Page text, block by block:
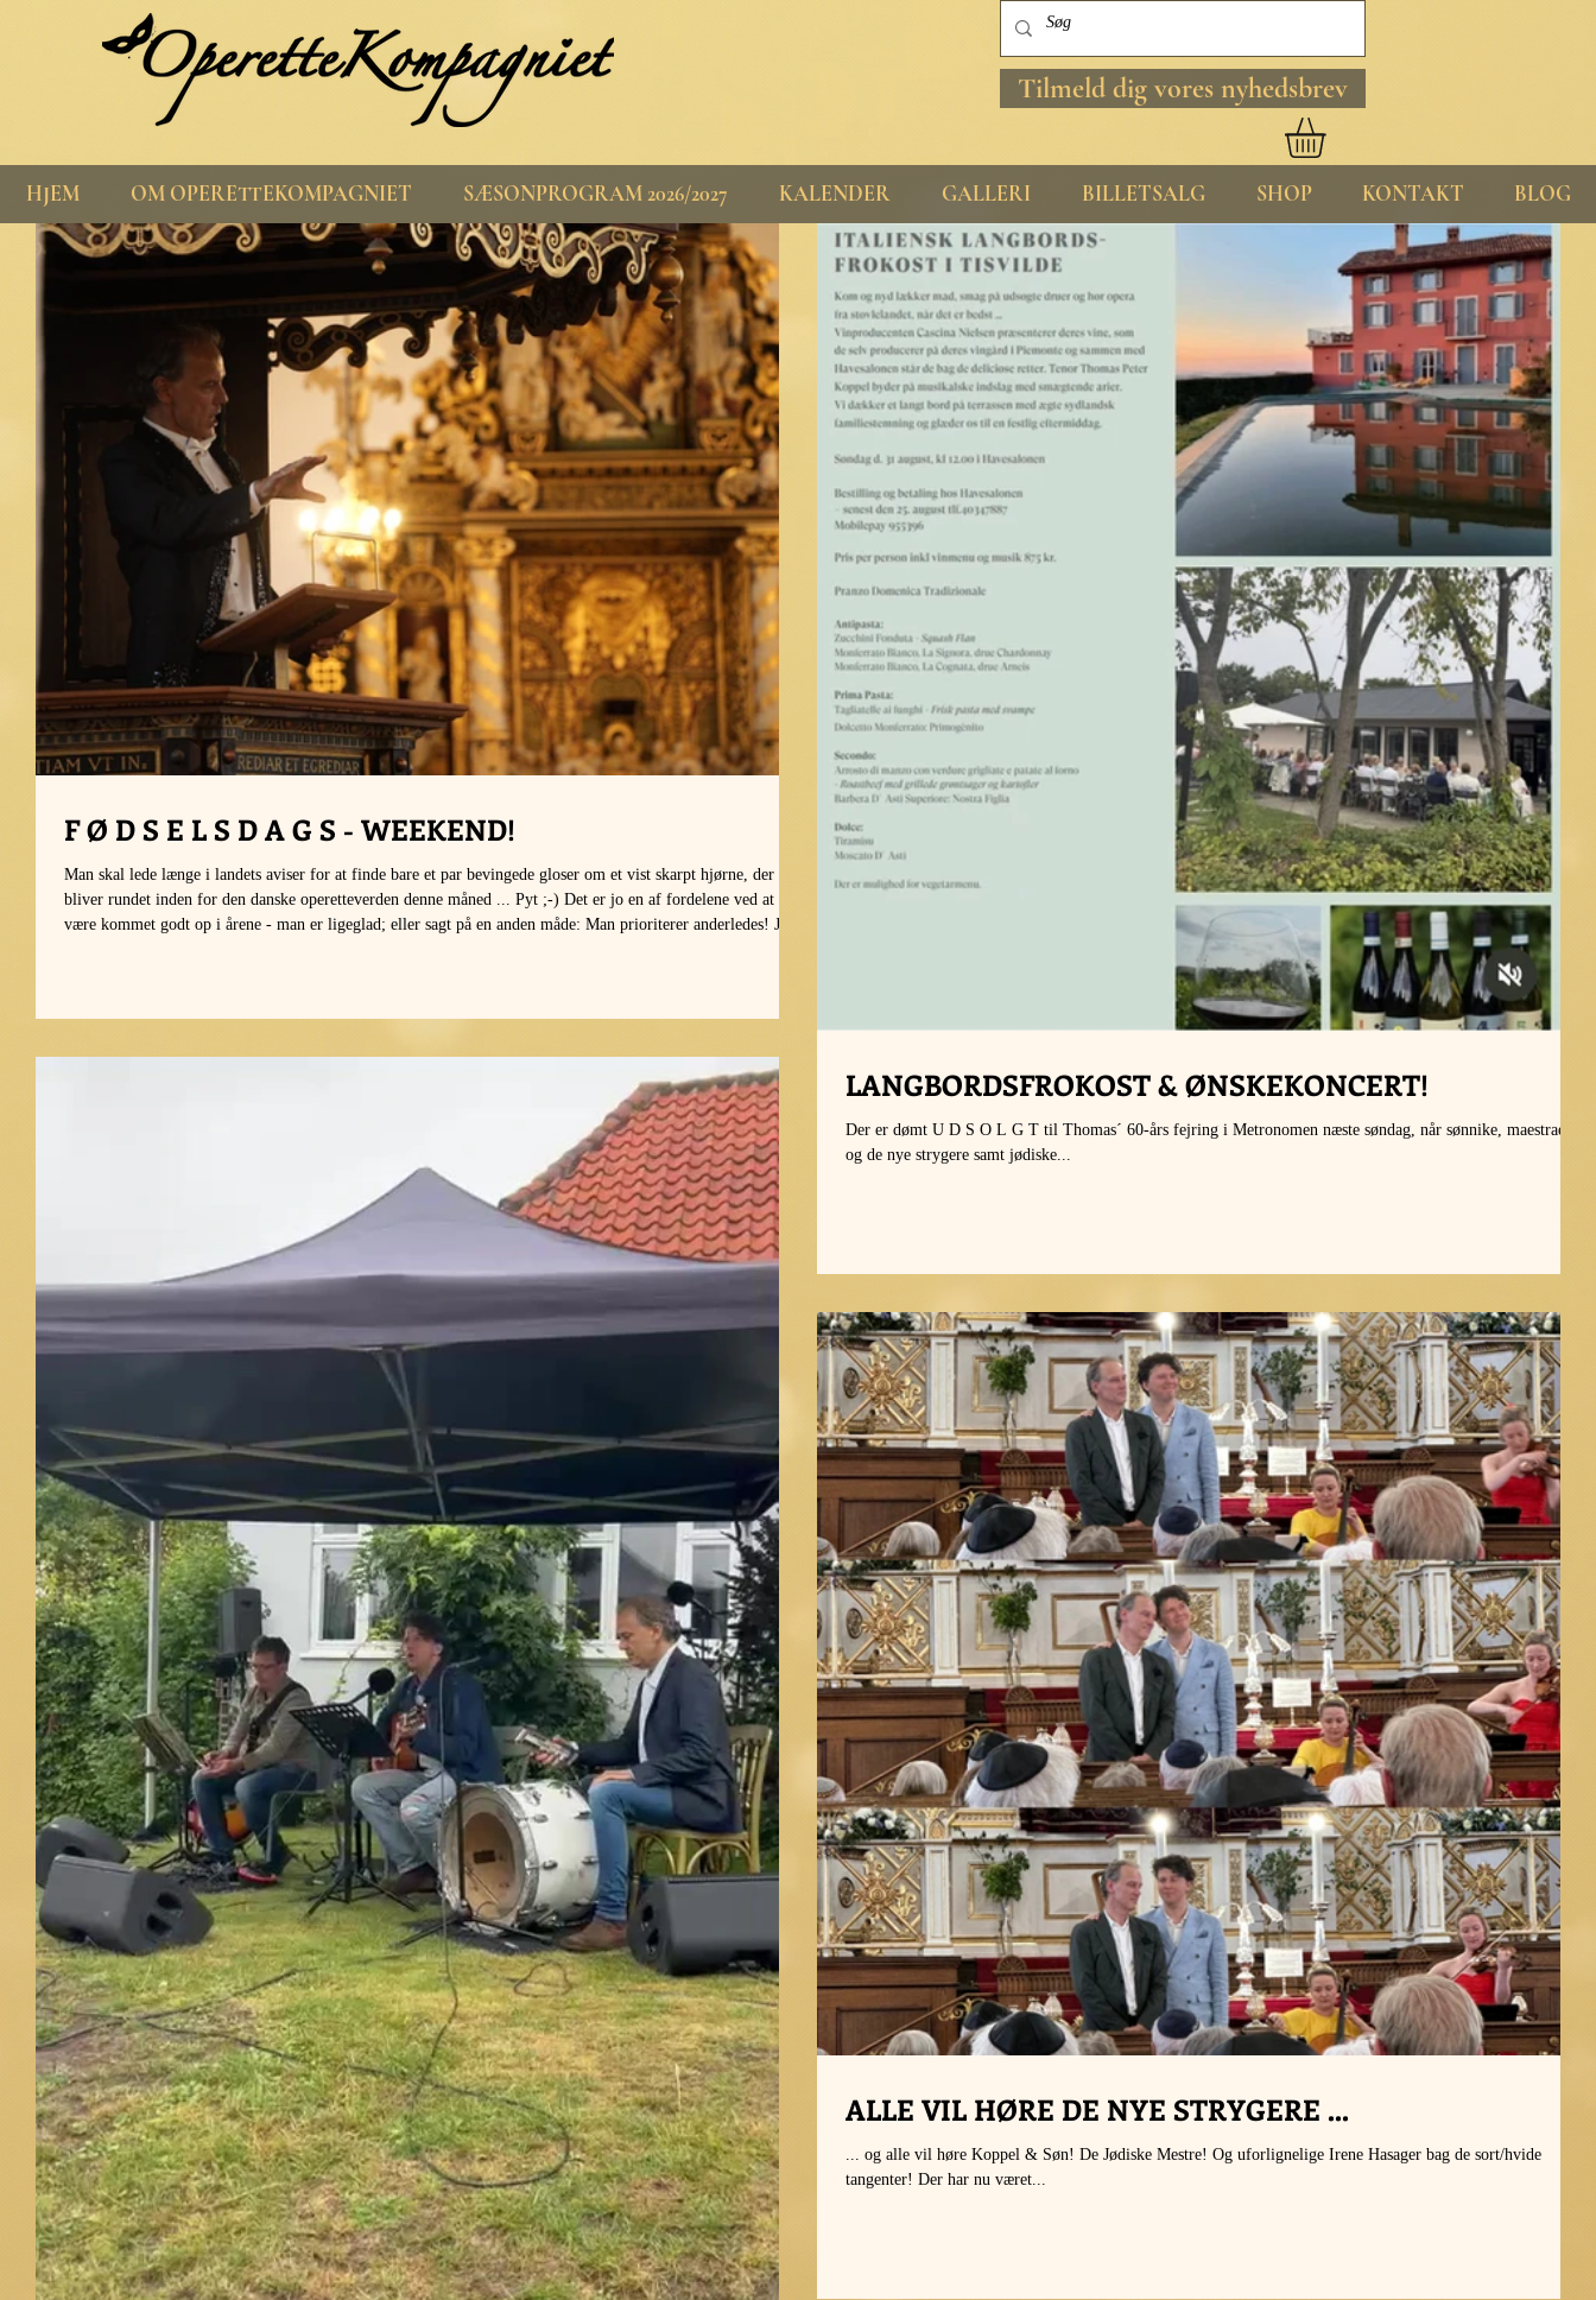
Tilmeld dig vores nyhedsbrev
HJEM OM OPERETTEKOMPAGNIET SÆSONPROGRAM 2026/2027 KALENDER GALLERI BILLETSALG SHOP KONTAKT BLOG
F Ø D S E L S D A G S - WEEKEND!
Man skal lede længe i landets aviser for at finde bare et par bevingede gloser om et vist skarpt hjørne, der
bliver rundet inden for den danske operetteverden denne måned ... Pyt ;-) Det er jo en af fordelene ved at
være kommet godt op i årene - man er ligeglad; eller sagt på en anden måde: Man prioriterer anderledes! Jeg
LANGBORDSFROKOST & ØNSKEKONCERT!
Der er dømt U D S O L G T til Thomas´ 60-års fejring i Metronomen næste søndag, når sønnike, maestraen
og de nye strygere samt jødiske...
ALLE VIL HØRE DE NYE STRYGERE ...
... og alle vil høre Koppel & Søn! De Jødiske Mestre! Og uforlignelige Irene Hasager bag de sort/hvide
tangenter! Der har nu været...